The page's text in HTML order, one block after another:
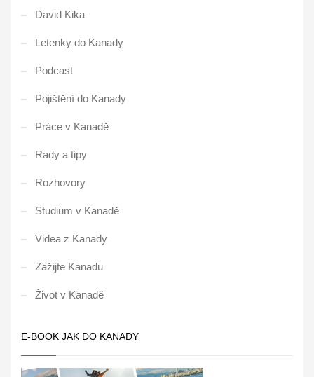
David Kika
Letenky do Kanady
Podcast
Pojištění do Kanady
Práce v Kanadě
Rady a tipy
Rozhovory
Studium v Kanadě
Videa z Kanady
Zažijte Kanadu
Život v Kanadě
E-BOOK JAK DO KANADY